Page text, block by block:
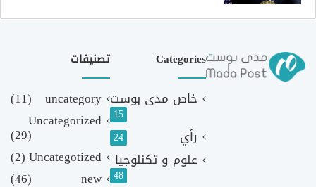
Categories
خاص مدى بوست
15
رأي 24
علوم و تكنلوجيا
48
تصنيفات
uncategory
(11)
Uncategorized
(29)
Uncategotized
(2)
new
(46)